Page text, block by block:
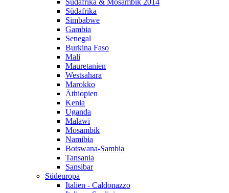
Südafrika & Mosambik 2014
Südafrika
Simbabwe
Gambia
Senegal
Burkina Faso
Mali
Mauretanien
Westsahara
Marokko
Äthiopien
Kenia
Uganda
Malawi
Mosambik
Namibia
Botswana-Sambia
Tansania
Sansibar
Südeuropa
Italien - Caldonazzo